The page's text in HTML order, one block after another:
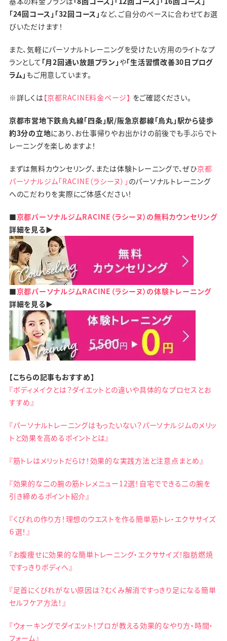
「24回コース」「32回コース」 など、ご自分のペースに合わせてお選
びいただけます！
また、気軽にパーソナルトレーニングを受けたい方用のライトなプ
ランとして 「月2回通い放題プラン」 や「生活習慣改善30日プログ
ラム」 もご用意しています。
※詳しくは 【京都RACINE料金ページ】 をご確認ください。
京都市営地下鉄烏丸線「四条」駅/阪急京都線「烏丸」駅から徒歩
約3分の立地にあり、お仕事帰りやお出かけの前後でも手ぶらでト
レーニングを楽しめますよ！
まずは無料カウンセリング、または体験トレーニングで、ぜひ京都
パーソナルジム「RACINE（ラシーヌ）」 のパーソナルトレーニング
へのこだわりを実際にご体感ください！
■京都パーソナルジムRACINE（ラシーヌ）の無料カウンセリング
詳細を見る▶
■京都パーソナルジムRACINE（ラシーヌ）の体験トレーニング
詳細を見る▶
【こちらの記事もおすすめ】
『ボディメイクとは？ダイエットとの違いや具体的なプロセスとお
すすめ』
『パーソナルトレーニングはもったいない？パーソナルジムのメリッ
トと効果を高めるポイントとは』
『筋トレはメリットだらけ！効果的な実践方法と注意点まとめ』
『効果的な二の腕の筋トレメニュー12選！自宅でできる二の腕を
引き締めるポイント紹介』
『くびれの作り方！理想のウエストを作る簡単筋トレ・エクササイズ
６選！』
『お腹痩せに効果的な簡単トレーニング・エクササイズ！脂肪燃焼
ですっきりボディへ』
『足首にくびれがない原因は？むくみ解消ですっきり足になる簡単
セルフケア方法！』
『ウォーキングでダイエット！プロが教える効果的なやり方・時間・
フォーム』